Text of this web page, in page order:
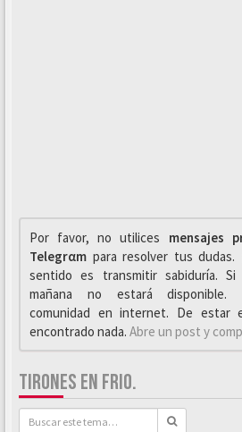
Por favor, no utilices mensajes
Telegrαm para resolver tus dudas.
sentido es transmitir sabiduría.
mañana no estará disponible.
comunidad en internet. De estar
encontrado nada. Abre un post y
TIRONES EN FRIO.